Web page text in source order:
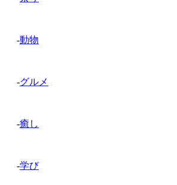
-動物
-グルメ
-癒し
-学び